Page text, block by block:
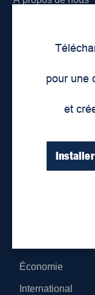
pour une
et
Lieux de distribution
Économie
International